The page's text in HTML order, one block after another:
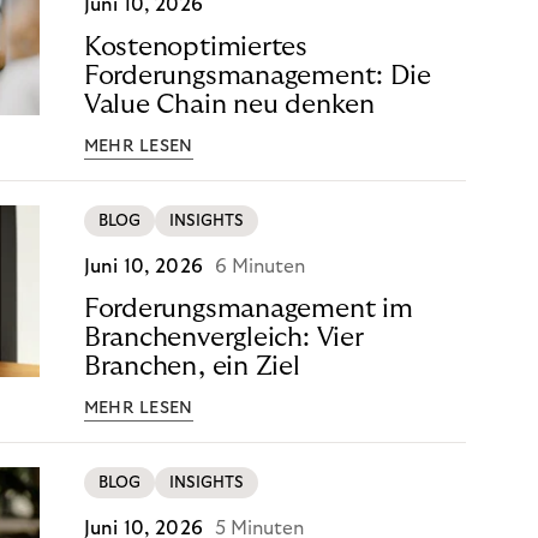
Juni 10, 2026
Kostenoptimiertes
Forderungsmanagement: Die
Value Chain neu denken
MEHR LESEN
BLOG INSIGHTS
Juni 10, 2026 6 Minuten
Forderungsmanagement im
Branchenvergleich: Vier
Branchen, ein Ziel
MEHR LESEN
BLOG INSIGHTS
Juni 10, 2026 5 Minuten